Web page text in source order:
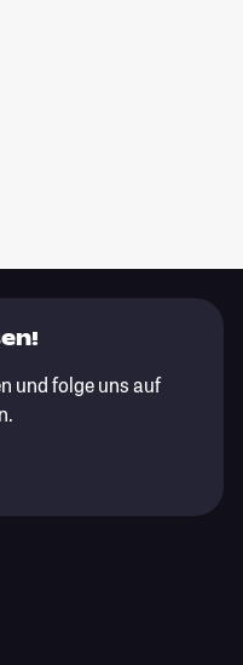
und folge uns auf